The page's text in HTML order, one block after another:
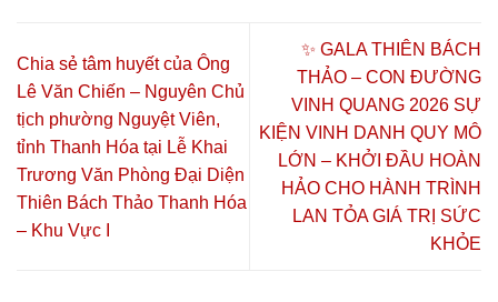
K6 & K7
SỨC KHỎE
CHỦ ĐỘNG
2026 TẠI TP.
HỒ CHÍ
MINH – CƠ
HỘI HỌC
NGHỀ,
SINH –
CHĂM SÓC
CHỦ ĐỘNG
2026 🔥🎓
– Đồng Hành
Thịnh
Chia sẻ tâm huyết của Ông
Lê Văn Chiến – Nguyên Chủ
tịch phường Nguyệt Viên,
tỉnh Thanh Hóa tại Lễ Khai
Trương Văn Phòng Đại Diện
Thiên Bách Thảo Thanh Hóa
– Khu Vực I
✨ GALA THIÊN BÁCH
THẢO – CON ĐƯỜNG
VINH QUANG 2026 SỰ
KIỆN VINH DANH QUY MÔ
LỚN – KHỞI ĐẦU HOÀN
HẢO CHO HÀNH TRÌNH
LAN TỎA GIÁ TRỊ SỨC
KHỎE